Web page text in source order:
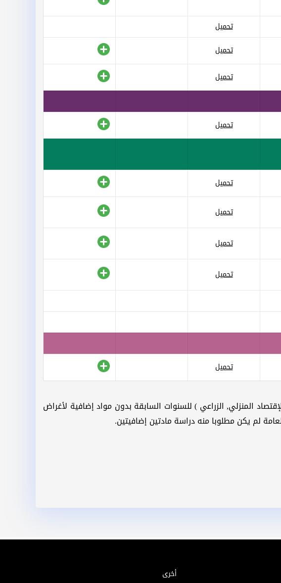
تحميل
تحميل
تحميل
تحميل
تحميل
تحميل
تحميل
تحميل
تحميل
المنزلي, الزراعي ) للسنوات السابقة بدون مواد إضافية لأغراض
لم يكن مطلوبا منه دراسة مادتين إضافيتين.
أخرى